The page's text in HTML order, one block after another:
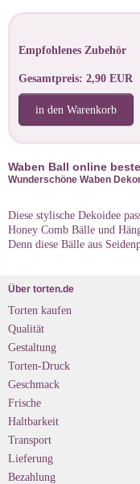
Empfohlenes Zubehör
Gesamtpreis: 2,90 EUR
in den Warenkorb
Waben Ball online
Wunderschöne Waben
Diese stylische Dekoidee
Honey Comb Bälle und
Denn diese Bälle aus
Über torten.de
Torten kaufen
Qualität
Gestaltung
Torten-Druck
Geschmack
Frische
Haltbarkeit
Transport
Lieferung
Bezahlung